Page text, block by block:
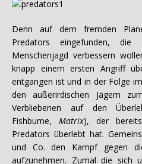
Denn auf dem fremden
Predators eingefunden,
Menschenjagd verbessern
knapp einem ersten Angriff
entgangen ist und in der Folge
den außerirdischen Jägern
Verbliebenen auf den
Fishburne, Matrix), der
Predators überlebt hat.
und Co. den Kampf gegen
aufzunehmen. Zumal die sich